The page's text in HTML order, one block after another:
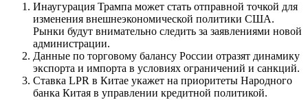
Инаугурация Трампа может стать отправной точкой для
изменения внешнеэкономической политики США.
Рынки будут внимательно следить за заявлениями новой
администрации.
Данные по торговому балансу России отразят динамику
экспорта и импорта в условиях ограничений и санкций.
Ставка LPR в Китае укажет на приоритеты Народного
банка Китая в управлении кредитной политикой.